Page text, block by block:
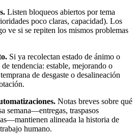
Listen bloqueos abiertos por tema
poco claras, capacidad). Los
ve si se repiten los mismos problemas
Si ya recolectan estado de ánimo o
tendencia: estable, mejorando o
de desgaste o desalineación
Notas breves sobre qué
semana—entregas, traspasos
alineada la historia de
humano.